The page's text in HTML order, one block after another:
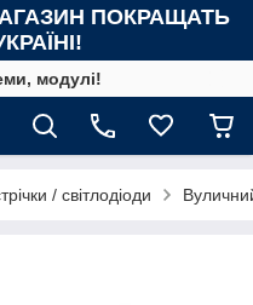
ПОКРАЩАТЬ
модулі!
/ світлодіоди